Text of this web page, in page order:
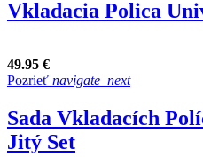
Vkladacia Polica
49.95 €
Pozrieť navigate_next
Sada Vkladacích
Jitý Set